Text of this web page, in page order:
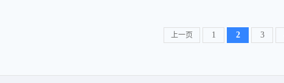
上一页 1 2 3